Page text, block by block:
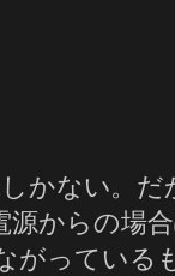
かない。
からの場
がっている